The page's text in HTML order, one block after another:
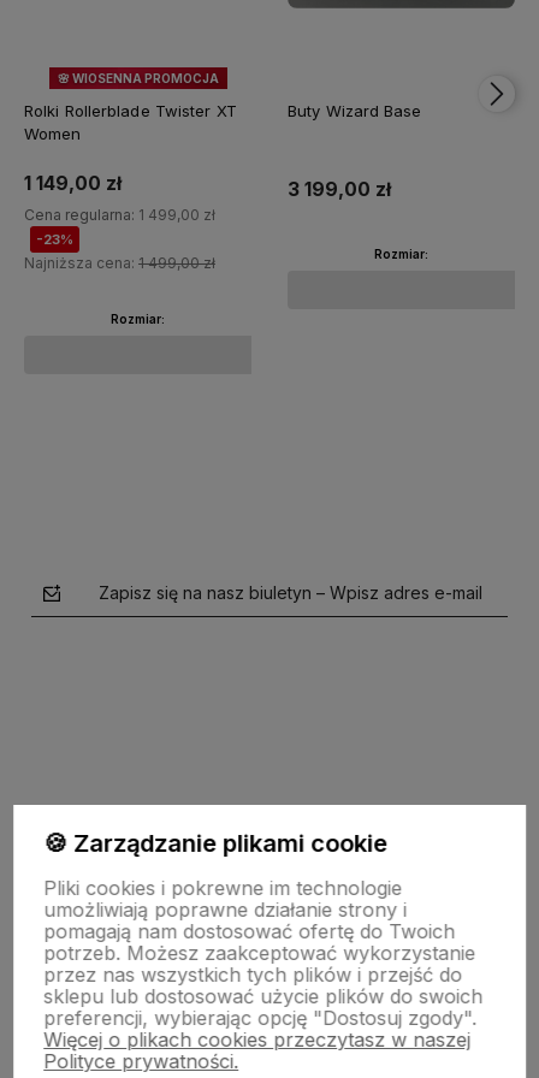
🌸 WIOSENNA PROMOCJA
Rolki Rollerblade Twister XT
Women
1 149,00 zł
Cena regularna: 1 499,00 zł
-23%
Najniższa cena: 1 499,00 zł
Rozmiar:
Buty Wizard Base
3 199,00 zł
Rozmiar:
Zapisz się na nasz biuletyn – Wpisz adres e-mail
O firmie
Zasady sprzedaży
Pomoc
🍪 Zarządzanie plikami cookie
Pliki cookies i pokrewne im technologie
umożliwiają poprawne działanie strony i
pomagają nam dostosować ofertę do Twoich
potrzeb. Możesz zaakceptować wykorzystanie
przez nas wszystkich tych plików i przejść do
sklepu lub dostosować użycie plików do swoich
preferencji, wybierając opcję "Dostosuj zgody".
Więcej o plikach cookies przeczytasz w naszej
Polityce prywatności.